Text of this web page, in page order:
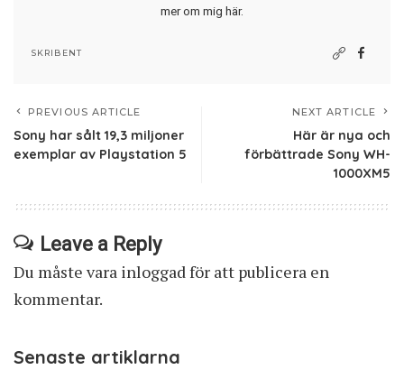
mer om mig här.
SKRIBENT
PREVIOUS ARTICLE
Sony har sålt 19,3 miljoner
exemplar av Playstation 5
NEXT ARTICLE
Här är nya och
förbättrade Sony WH-
1000XM5
Leave a Reply
Du måste vara inloggadför att publicera en
kommentar.
Senaste artiklarna